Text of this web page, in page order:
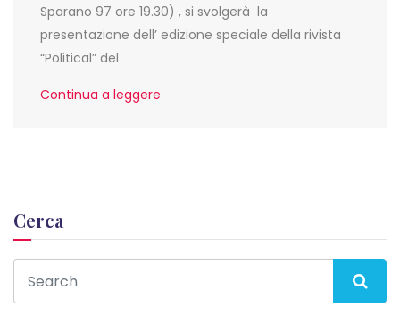
Sparano 97 ore 19.30) , si svolgerà la
presentazione dell’ edizione speciale della rivista
“Political” del
Continua a leggere
Cerca